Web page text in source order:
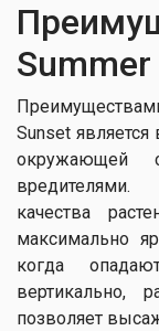
Sunset является
окружающей
вредителями.
качества
максимально
когда
вертикально,
позволяет